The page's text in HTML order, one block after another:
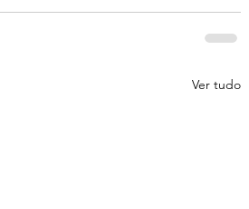
Ver tudo